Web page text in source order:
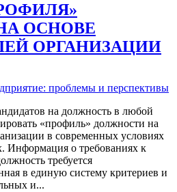
ОСНОВЕ
ОРГАНИЗАЦИИ
проблемы и перспективы
на должность в любой
«профиль» должности на
в современных условиях
Информация о требованиях к
требуется
в единую систему критериев и
и...